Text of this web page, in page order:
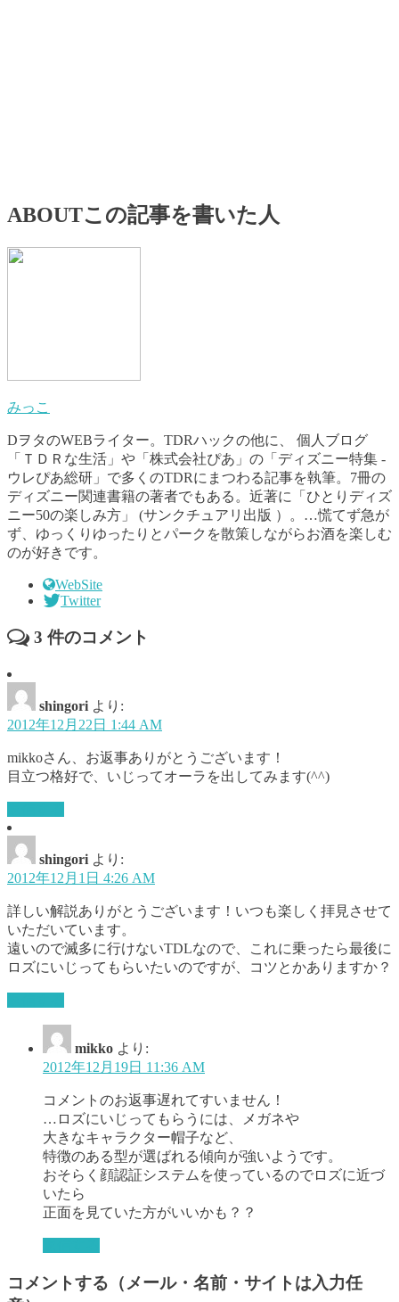
ABOUTこの記事を書いた人
みっこ
DヲタのWEBライター。TDRハックの他に、 個人ブログ
「ＴＤＲな生活」や「株式会社ぴあ」の「ディズニー特集 -
ウレぴあ総研」で多くのTDRにまつわる記事を執筆。7冊の
ディズニー関連書籍の著者でもある。近著に「ひとりディズ
ニー50の楽しみ方」 (サンクチュアリ出版 ）。…慌てず急が
ず、ゆっくりゆったりとパークを散策しながらお酒を楽しむ
のが好きです。
WebSite
Twitter
3 件のコメント
shingori より:
2012年12月22日 1:44 AM
mikkoさん、お返事ありがとうございます！
目立つ格好で、いじってオーラを出してみます(^^)
shingori より:
2012年12月1日 4:26 AM
詳しい解説ありがとうございます！いつも楽しく拝見させて
いただいています。
遠いので滅多に行けないTDLなので、これに乗ったら最後に
ロズにいじってもらいたいのですが、コツとかありますか？
mikko より:
2012年12月19日 11:36 AM
コメントのお返事遅れてすいません！
…ロズにいじってもらうには、メガネや
大きなキャラクター帽子など、
特徴のある型が選ばれる傾向が強いようです。
おそらく顔認証システムを使っているのでロズに近づ
いたら
正面を見ていた方がいいかも？？
コメントする（メール・名前・サイトは入力任